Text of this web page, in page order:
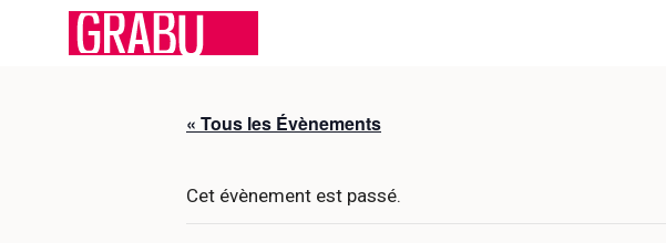
« Tous les Évènements
Cet évènement est passé.